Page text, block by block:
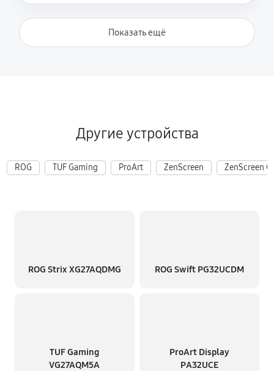
Показать ещё
Другие устройства
ROG TUF Gaming ProArt ZenScreen ZenScreen
ROG Strix XG27AQDMG ROG Swift PG32UCDM
TUF Gaming
VG27AQM5A
ProArt Display
PA32UCE